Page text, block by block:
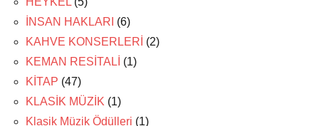
İNSAN HAKLARI (6)
KAHVE KONSERLERİ (2)
KEMAN RESİTALİ (1)
KİTAP (47)
KLASİK MÜZİK (1)
Klasik Müzik Ödülleri (1)